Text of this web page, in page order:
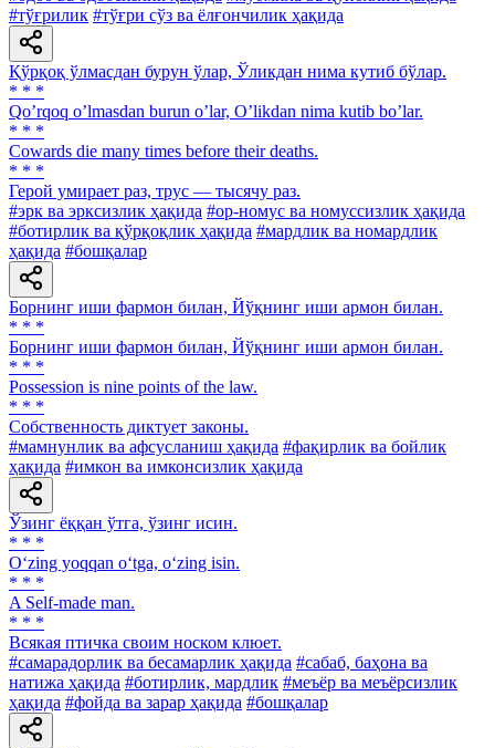
#тўғрилик #тўғри сўз ва ёлғончилик ҳақида
Қўрқоқ ўлмасдан бурун ўлар, Ўликдан нима кутиб бўлар.
* * *
Qoʼrqoq oʼlmasdan burun oʼlar, Oʼlikdan nima kutib boʼlar.
* * *
Cowards die many times before their deaths.
* * *
Герой умирает раз, трус — тысячу раз.
#эрк ва эрксизлик ҳақида #ор-номус ва номуссизлик ҳақида
#ботирлик ва қўрқоқлик ҳақида #мардлик ва номардлик
ҳақида #бошқалар
Борнинг иши фармон билан, Йўқнинг иши армон билан.
* * *
Борнинг иши фармон билан, Йўқнинг иши армон билан.
* * *
Possession is nine points of the law.
* * *
Собственность диктует законы.
#мамнунлик ва афсусланиш ҳақида #фақирлик ва бойлик
ҳақида #имкон ва имконсизлик ҳақида
Ўзинг ёққан ўтга, ўзинг исин.
* * *
O‘zing yoqqan o‘tga, o‘zing isin.
* * *
A Self-made man.
* * *
Всякая птичка своим носком клюет.
#самарадорлик ва бесамарлик ҳақида #сабаб, баҳона ва
натижа ҳақида #ботирлик, мардлик #меъёр ва меъёрсизлик
ҳақида #фойда ва зарар ҳақида #бошқалар